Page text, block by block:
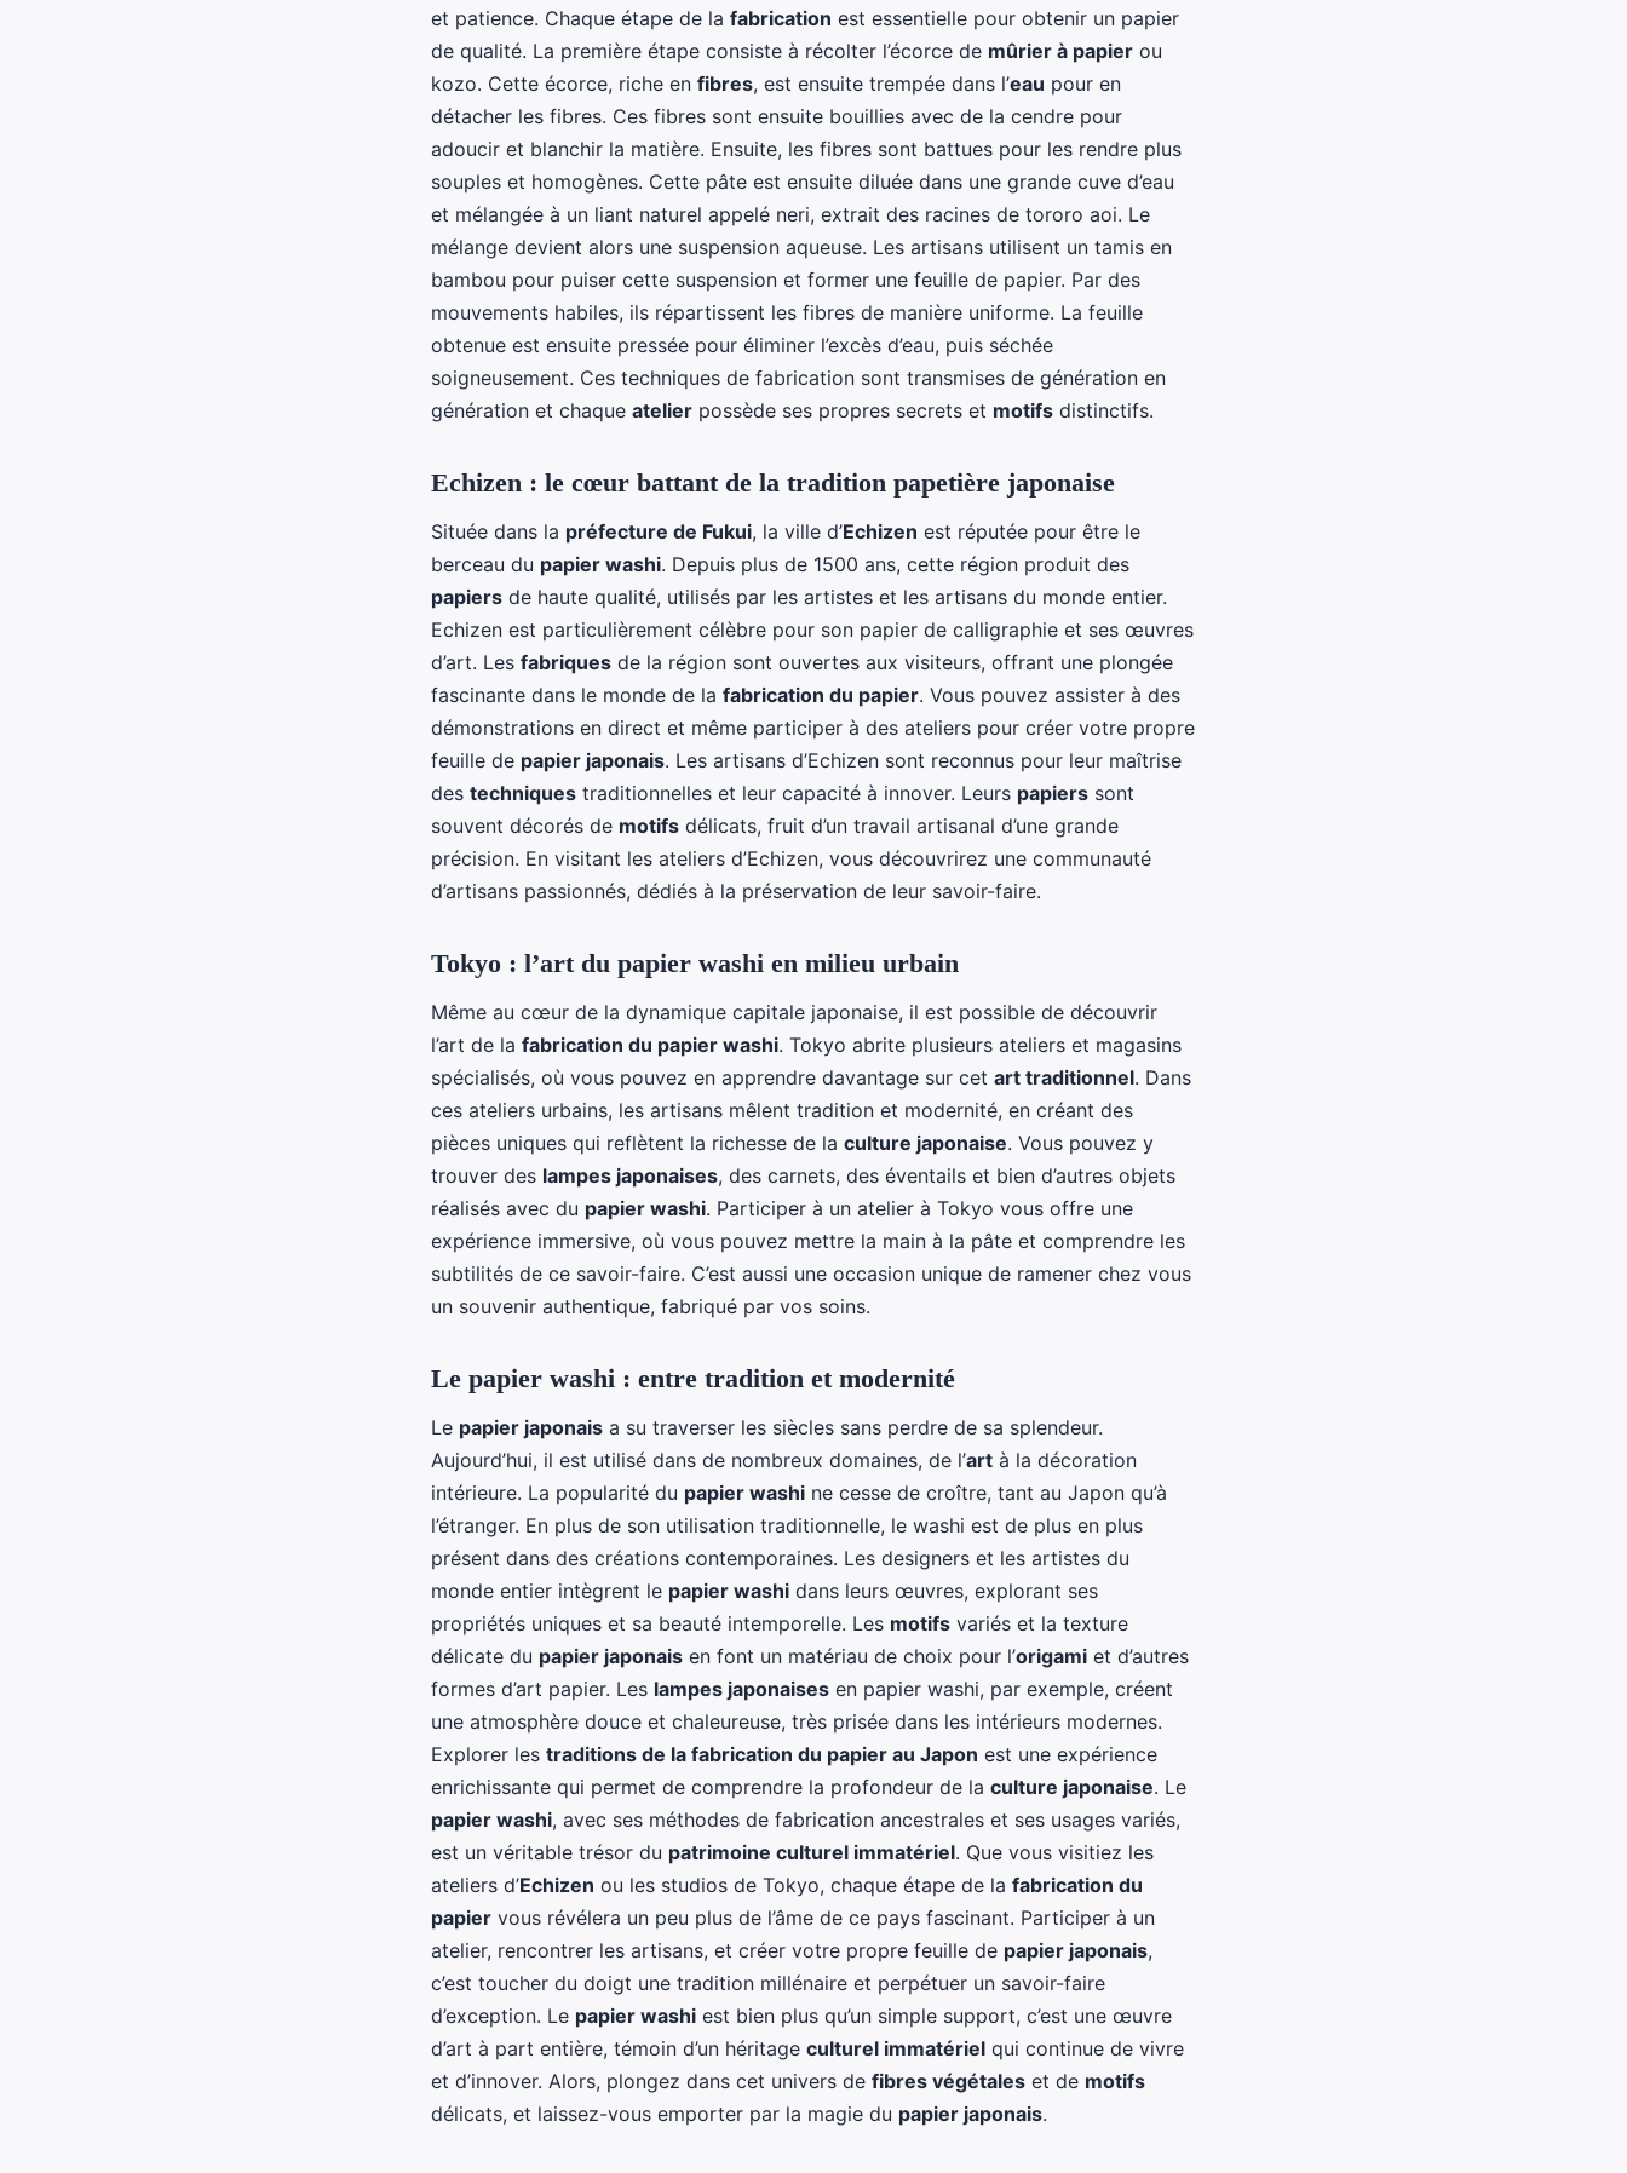
et patience. Chaque étape de la fabrication est essentielle pour obtenir un papier
de qualité. La première étape consiste à récolter l’écorce de mûrier à papier ou
kozo. Cette écorce, riche en fibres, est ensuite trempée dans l’eau pour en
détacher les fibres. Ces fibres sont ensuite bouillies avec de la cendre pour
adoucir et blanchir la matière. Ensuite, les fibres sont battues pour les rendre plus
souples et homogènes. Cette pâte est ensuite diluée dans une grande cuve d’eau
et mélangée à un liant naturel appelé neri, extrait des racines de tororo aoi. Le
mélange devient alors une suspension aqueuse. Les artisans utilisent un tamis en
bambou pour puiser cette suspension et former une feuille de papier. Par des
mouvements habiles, ils répartissent les fibres de manière uniforme. La feuille
obtenue est ensuite pressée pour éliminer l’excès d’eau, puis séchée
soigneusement. Ces techniques de fabrication sont transmises de génération en
génération et chaque atelier possède ses propres secrets et motifs distinctifs.
Echizen : le cœur battant de la tradition papetière japonaise
Située dans la préfecture de Fukui, la ville d’Echizen est réputée pour être le
berceau du papier washi. Depuis plus de 1500 ans, cette région produit des
papiers de haute qualité, utilisés par les artistes et les artisans du monde entier.
Echizen est particulièrement célèbre pour son papier de calligraphie et ses œuvres
d’art. Les fabriques de la région sont ouvertes aux visiteurs, offrant une plongée
fascinante dans le monde de la fabrication du papier. Vous pouvez assister à des
démonstrations en direct et même participer à des ateliers pour créer votre propre
feuille de papier japonais. Les artisans d’Echizen sont reconnus pour leur maîtrise
des techniques traditionnelles et leur capacité à innover. Leurs papiers sont
souvent décorés de motifs délicats, fruit d’un travail artisanal d’une grande
précision. En visitant les ateliers d’Echizen, vous découvrirez une communauté
d’artisans passionnés, dédiés à la préservation de leur savoir-faire.
Tokyo : l’art du papier washi en milieu urbain
Même au cœur de la dynamique capitale japonaise, il est possible de découvrir
l’art de la fabrication du papier washi. Tokyo abrite plusieurs ateliers et magasins
spécialisés, où vous pouvez en apprendre davantage sur cet art traditionnel. Dans
ces ateliers urbains, les artisans mêlent tradition et modernité, en créant des
pièces uniques qui reflètent la richesse de la culture japonaise. Vous pouvez y
trouver des lampes japonaises, des carnets, des éventails et bien d’autres objets
réalisés avec du papier washi. Participer à un atelier à Tokyo vous offre une
expérience immersive, où vous pouvez mettre la main à la pâte et comprendre les
subtilités de ce savoir-faire. C’est aussi une occasion unique de ramener chez vous
un souvenir authentique, fabriqué par vos soins.
Le papier washi : entre tradition et modernité
Le papier japonais a su traverser les siècles sans perdre de sa splendeur.
Aujourd’hui, il est utilisé dans de nombreux domaines, de l’art à la décoration
intérieure. La popularité du papier washi ne cesse de croître, tant au Japon qu’à
l’étranger. En plus de son utilisation traditionnelle, le washi est de plus en plus
présent dans des créations contemporaines. Les designers et les artistes du
monde entier intègrent le papier washi dans leurs œuvres, explorant ses
propriétés uniques et sa beauté intemporelle. Les motifs variés et la texture
délicate du papier japonais en font un matériau de choix pour l’origami et d’autres
formes d’art papier. Les lampes japonaises en papier washi, par exemple, créent
une atmosphère douce et chaleureuse, très prisée dans les intérieurs modernes.
Explorer les traditions de la fabrication du papier au Japon est une expérience
enrichissante qui permet de comprendre la profondeur de la culture japonaise. Le
papier washi, avec ses méthodes de fabrication ancestrales et ses usages variés,
est un véritable trésor du patrimoine culturel immatériel. Que vous visitiez les
ateliers d’Echizen ou les studios de Tokyo, chaque étape de la fabrication du
papier vous révélera un peu plus de l’âme de ce pays fascinant. Participer à un
atelier, rencontrer les artisans, et créer votre propre feuille de papier japonais,
c’est toucher du doigt une tradition millénaire et perpétuer un savoir-faire
d’exception. Le papier washi est bien plus qu’un simple support, c’est une œuvre
d’art à part entière, témoin d’un héritage culturel immatériel qui continue de vivre
et d’innover. Alors, plongez dans cet univers de fibres végétales et de motifs
délicats, et laissez-vous emporter par la magie du papier japonais.